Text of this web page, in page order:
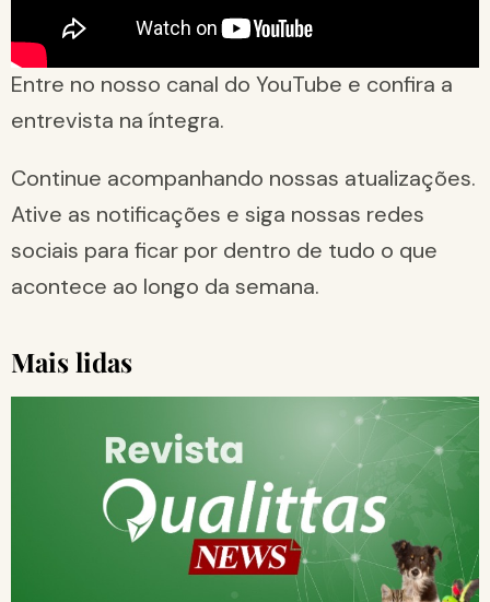
Entre no nosso canal do YouTube e confira a
entrevista na íntegra.
Continue acompanhando nossas atualizações.
Ative as notificações e siga nossas redes
sociais para ficar por dentro de tudo o que
acontece ao longo da semana.
Mais lidas